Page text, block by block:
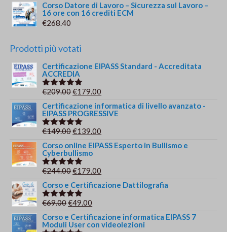
Corso Datore di Lavoro – Sicurezza sul Lavoro –
16 ore con 16 crediti ECM
€268.40
Prodotti più votati
Certificazione EIPASS Standard - Accreditata
ACCREDIA
Valutato
€209.00Il
prezzo
originale
era:
€179.00
prezzo
attuale
Certificazione informatica di livello avanzato -
EIPASS PROGRESSIVE
Valutato
€149.00Il
prezzo
originale
era:
€139.00
prezzo
Corso online EIPASS Esperto in Bullismo e
Cyberbullismo
Valutato
€244.00Il
prezzo
originale
era:
€244.00.
€179.00
prezzo
€179.00.
Corso e Certificazione Dattilografia
Valutato
€69.00Il
prezzo
originale
€49.00
prezzo
attuale
Corso e Certificazione informatica EIPASS 7
Moduli User con videolezioni